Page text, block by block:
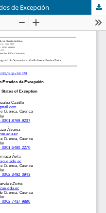
de Excepción